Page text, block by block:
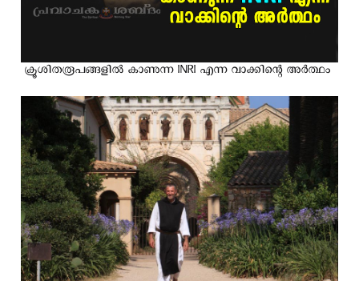
ക്രൂശിതരൂപങ്ങളില്‍ കാണുന്ന INRI എന്ന വാക്കിന്റെ അര്‍ത്ഥം